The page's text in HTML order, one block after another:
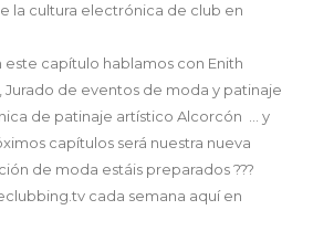
la cultura electrónica de club en
capítulo hablamos con Enith
Jurado de eventos de moda y patinaje
de patinaje artístico Alcorcón … y
capítulos será nuestra nueva
de moda estáis preparados ???
cada semana aquí en